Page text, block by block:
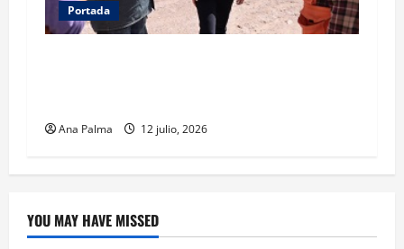
Portada
Ana Palma 12 julio, 2026
YOU MAY HAVE MISSED
Crítica de Cine